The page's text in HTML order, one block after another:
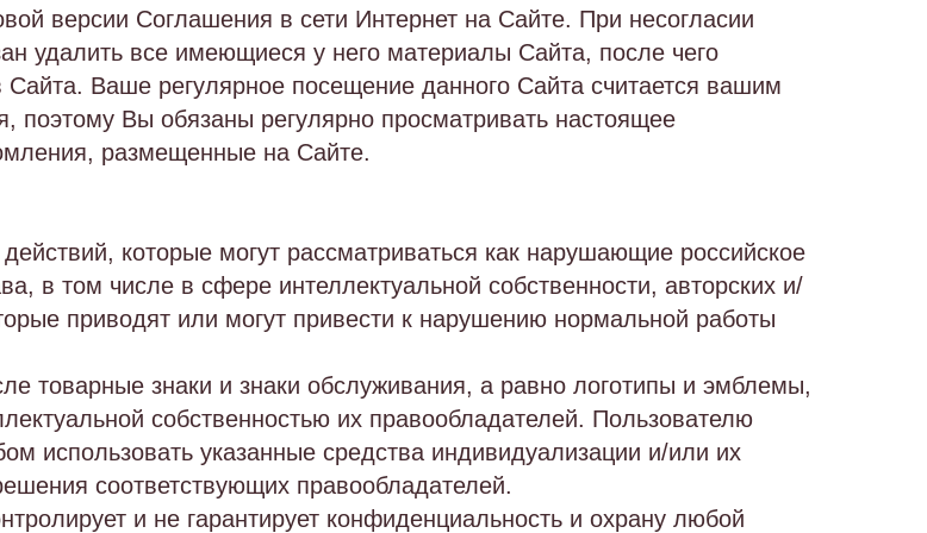
версии Соглашения в сети Интернет на Сайте. При несогласии
удалить все имеющиеся у него материалы Сайта, после чего
Сайта. Ваше регулярное посещение данного Сайта считается вашим
поэтому Вы обязаны регулярно просматривать настоящее
размещенные на Сайте.
которые могут рассматриваться как нарушающие российское
в том числе в сфере интеллектуальной собственности, авторских и/
приводят или могут привести к нарушению нормальной работы
товарные знаки и знаки обслуживания, а равно логотипы и эмблемы,
собственностью их правообладателей. Пользователю
использовать указанные средства индивидуализации и/или их
соответствующих правообладателей.
и не гарантирует конфиденциальность и охрану любой